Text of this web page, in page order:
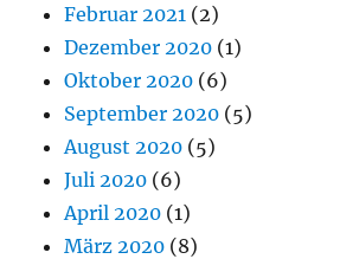
Februar 2021 (2)
Dezember 2020 (1)
Oktober 2020 (6)
September 2020 (5)
August 2020 (5)
Juli 2020 (6)
April 2020 (1)
März 2020 (8)